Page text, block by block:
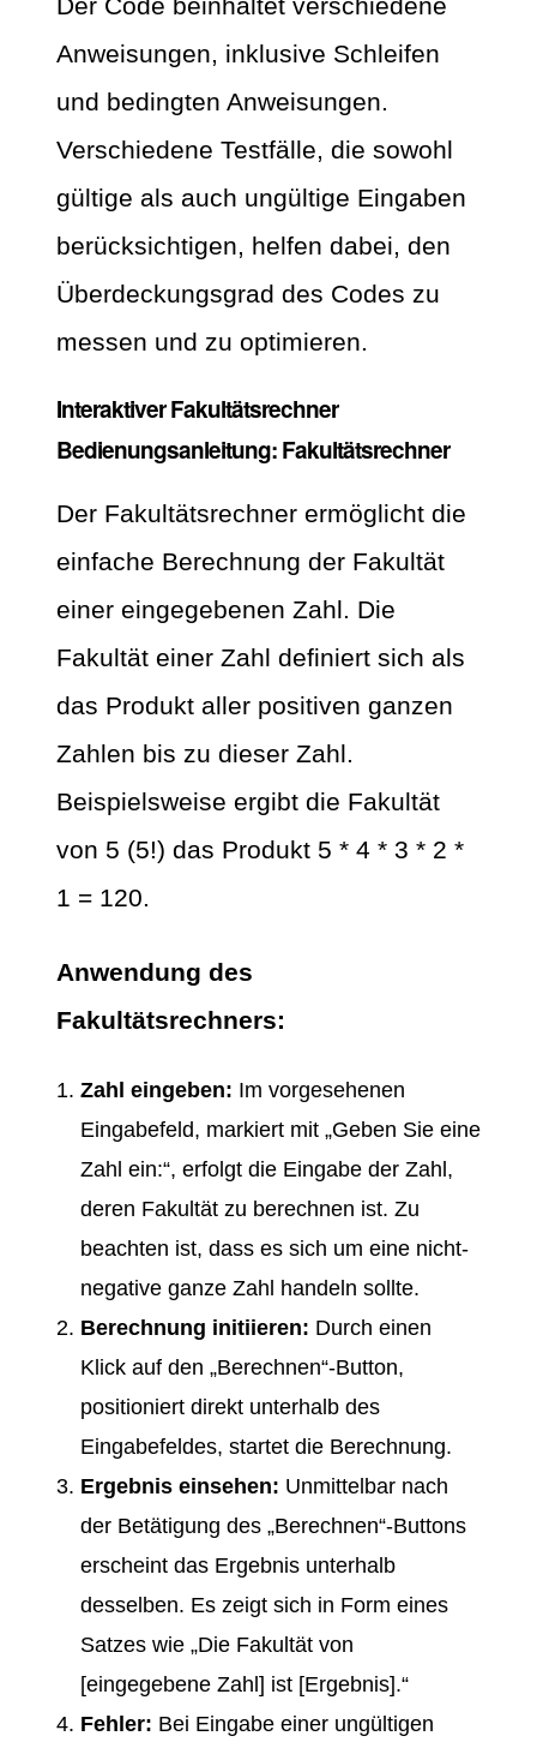
Der Code beinhaltet verschiedene
Anweisungen, inklusive Schleifen
und bedingten Anweisungen.
Verschiedene Testfälle, die sowohl
gültige als auch ungültige Eingaben
berücksichtigen, helfen dabei, den
Überdeckungsgrad des Codes zu
messen und zu optimieren.
Interaktiver Fakultätsrechner
Bedienungsanleitung: Fakultätsrechner
Der Fakultätsrechner ermöglicht die
einfache Berechnung der Fakultät
einer eingegebenen Zahl. Die
Fakultät einer Zahl definiert sich als
das Produkt aller positiven ganzen
Zahlen bis zu dieser Zahl.
Beispielsweise ergibt die Fakultät
von 5 (5!) das Produkt 5 * 4 * 3 * 2 *
1 = 120.
Anwendung des
Fakultätsrechners:
Zahl eingeben: Im vorgesehenen
Eingabefeld, markiert mit „Geben Sie eine
Zahl ein:“, erfolgt die Eingabe der Zahl,
deren Fakultät zu berechnen ist. Zu
beachten ist, dass es sich um eine nicht-
negative ganze Zahl handeln sollte.
Berechnung initiieren: Durch einen
Klick auf den „Berechnen“-Button,
positioniert direkt unterhalb des
Eingabefeldes, startet die Berechnung.
Ergebnis einsehen: Unmittelbar nach
der Betätigung des „Berechnen“-Buttons
erscheint das Ergebnis unterhalb
desselben. Es zeigt sich in Form eines
Satzes wie „Die Fakultät von
[eingegebene Zahl] ist [Ergebnis].“
Fehler: Bei Eingabe einer ungültigen